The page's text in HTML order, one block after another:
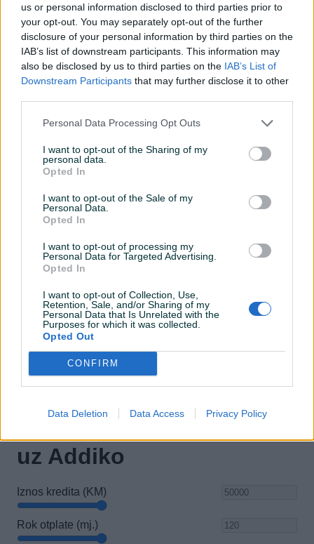
us or personal information disclosed to third parties prior to
your opt-out. You may separately opt-out of the further
disclosure of your personal information by third parties on the
IAB’s list of downstream participants. This information may
also be disclosed by us to third parties on the IAB’s List of
Downstream Participants that may further disclose it to other
Personal Data Processing Opt Outs
I want to opt-out of the Sharing of my
personal data.
Opted In
I want to opt-out of the Sale of my
Personal Data.
Opted In
I want to opt-out of processing my
Personal Data for Targeted Advertising.
Opted In
I want to opt-out of Collection, Use,
Retention, Sale, and/or Sharing of my
Personal Data that Is Unrelated with the
Purposes for which it was collected.
Opted Out
CONFIRM
Data Deletion Data Access Privacy Policy
Oprema
Klimatizacija Jednozonska
Muzika/ozvučenje CD MP3
Halogena
Metalik
Digitalna klima
Komande na volanu
El. podizači stakala
Maglenke